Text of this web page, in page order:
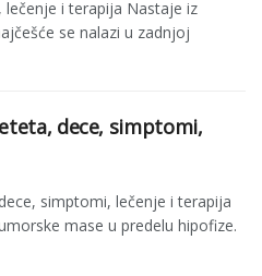
i terapija Nastaje iz
se nalazi u zadnjoj
dece, simptomi,
simptomi, lečenje i terapija
mase u predelu hipofize.